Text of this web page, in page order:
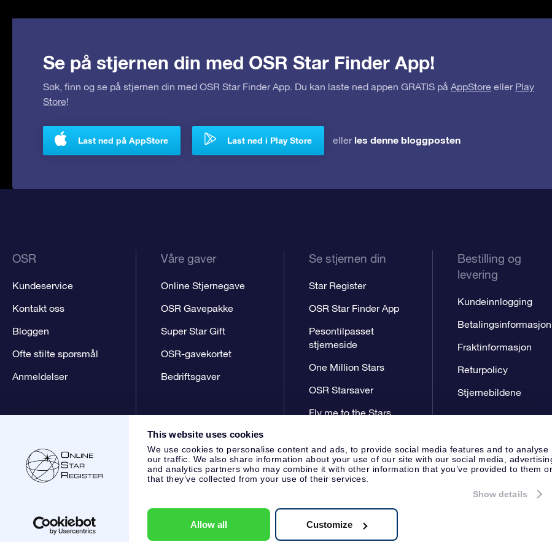
This website uses cookies
We use cookies to personalise content and ads, to provide social media features and to analyse
our traffic. We also share information about your use of our site with our social media,
and analytics partners who may combine it with other information that you’ve provided to them or
that they’ve collected from your use of their services.
Show details
Allow all Customize
Se på stjernen din med OSR Star Finder App!
Søk, finn og se på stjernen din med OSR Star Finder App. Du kan laste ned appen GRATIS på AppStore eller Play
Store!
Last ned på AppStore Last ned i Play Store eller les denne bloggposten
OSR
Kundeservice
Kontakt oss
Bloggen
Ofte stilte spørsmål
Anmeldelser
Våre gaver
Online Stjernegave
OSR Gavepakke
Super Star Gift
OSR-gavekortet
Bedriftsgaver
Se stjernen din
Star Register
OSR Star Finder App
Pesontilpasset
stjerneside
One Million Stars
OSR Starsaver
Fly me to the Stars
Bestilling og
levering
Kundeinnlogging
Betalingsinformasjon
Fraktinformasjon
Returpolicy
Stjernebildene
Kundeservice:help@osr.org KVK: 60333553, VAT: NL 8538.62.722B01